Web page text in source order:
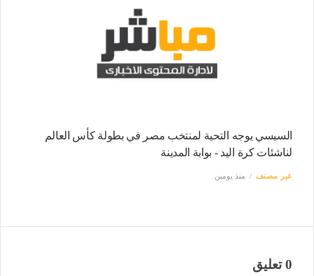
السيسي يوجه التحية لمنتخب مصر في بطولة كأس العالم
لناشئات كرة اليد - بوابة المدينة
غير مصنف منذ يومين
0 تعليق